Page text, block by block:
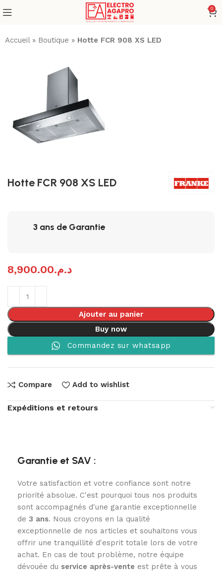
0
Accueil» Boutique » Hotte FCR 908 XS LED
Hotte FCR 908 XS LED
3 ans de Garantie
د.م.8,900.00
Ajouter au panier
Buy now
Commandez sur whatsapp
Compare Add to wishlist
Expéditions et retours
Garantie et SAV :
Votre satisfaction et votre confiance sont notre
priorité absolue. C'est pourquoi tous nos produits
sont accompagnés d'une garantie exceptionnelle
de 3 ans. Nous croyons en la qualité
exceptionnelle de nos articles et souhaitons vous
offrir une tranquillité d'esprit totale lors de votre
achat. En cas de tout problème, notre équipe
dévouée du service après-vente est prête à vous